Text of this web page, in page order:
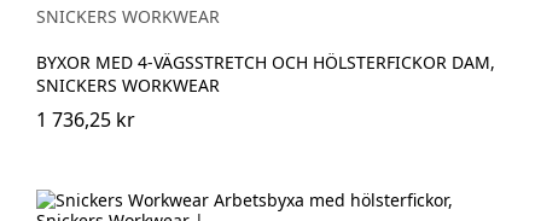
0404
SNICKERS WORKWEAR
BYXOR MED 4-VÄGSSTRETCH OCH HÖLSTERFICKOR DAM,
SNICKERS WORKWEAR
1 736,25 kr